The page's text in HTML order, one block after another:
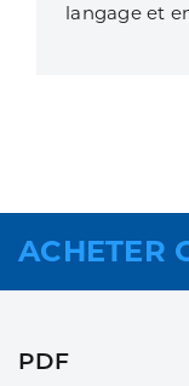
langage et
ACHETER
PDF